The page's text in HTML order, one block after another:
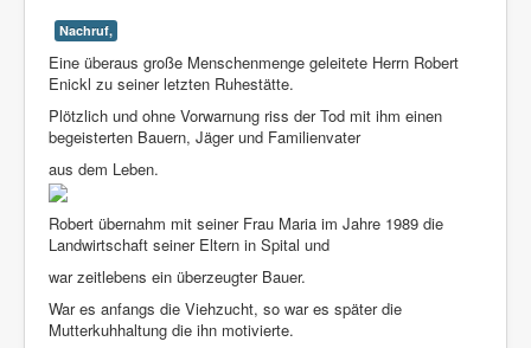
Nachruf,
Eine überaus große Menschenmenge geleitete Herrn Robert
Enickl zu seiner letzten Ruhestätte.
Plötzlich und ohne Vorwarnung riss der Tod mit ihm einen
begeisterten Bauern, Jäger und Familienvater
aus dem Leben.
Robert übernahm mit seiner Frau Maria im Jahre 1989 die
Landwirtschaft seiner Eltern in Spital und
war zeitlebens ein überzeugter Bauer.
War es anfangs die Viehzucht, so war es später die
Mutterkuhhaltung die ihn motivierte.